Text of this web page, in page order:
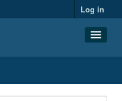
Log in